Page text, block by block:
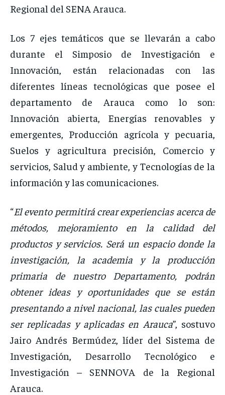
Regional del SENA Arauca.
Los 7 ejes temáticos que se llevarán a cabo
durante el Simposio de Investigación e
Innovación, están relacionadas con las
diferentes líneas tecnológicas que posee el
departamento de Arauca como lo son:
Innovación abierta, Energías renovables y
emergentes, Producción agrícola y pecuaria,
Suelos y agricultura precisión, Comercio y
servicios, Salud y ambiente, y Tecnologías de la
información y las comunicaciones.
“El evento permitirá crear experiencias acerca de
métodos, mejoramiento en la calidad del
productos y servicios. Será un espacio donde la
investigación, la academia y la producción
primaria de nuestro Departamento, podrán
obtener ideas y oportunidades que se están
presentando a nivel nacional, las cuales pueden
ser replicadas y aplicadas en Arauca”, sostuvo
Jairo Andrés Bermúdez, líder del Sistema de
Investigación, Desarrollo Tecnológico e
Investigación – SENNOVA de la Regional
Arauca.